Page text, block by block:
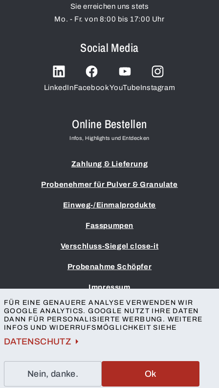
Sie erreichen uns stets
Mo. - Fr. von 8:00 bis 17:00 Uhr
Social Media
LinkedInFacebookYouTubeInstagram
Online Bestellen
Infos, Highlights und Entdecken
Zahlung & Lieferung
Probenehmer für Pulver & Granulate
Einweg-/Einmalprodukte
Fasspumpen
Verschluss-Siegel close-it
Probenahme Schöpfer
Impressum
AGB
Datenschutz
Barrierefreiheit
FÜR EINE GENAUERE ANALYSE VERWENDEN WIR
GOOGLE ANALYTICS. GOOGLE NUTZT IHRE DATEN
DANN FÜR PERSONALISIERTE WERBUNG. WEITERE
INFOS UND WIDERRUFSMÖGLICHKEIT SIEHE
DATENSCHUTZ
Nein, danke. Ok